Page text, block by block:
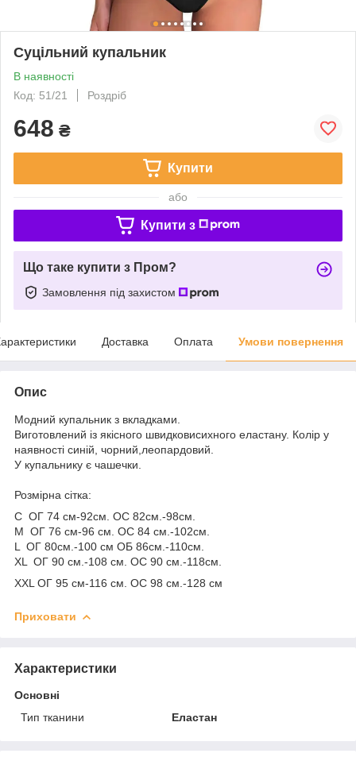
Суцільний купальник
В наявності
Код: 51/21
Роздріб
648 ₴
Купити
або
Купити з
Що таке купити з Пром?
Замовлення під захистом
Доставка Оплата Умови повернення
Опис
Модний купальник з вкладками.
Виготовлений із якісного швидковисихного еластану. Колір у
наявності синій, чорний,леопардовий.
У купальнику є чашечки.
Розмірна сітка:
С ОГ 74 см-92см. ОС 82см.-98см.
M ОГ 76 см-96 см. ОС 84 см.-102см.
L ОГ 80см.-100 см ОБ 86см.-110см.
XL ОГ 90 см.-108 см. ОС 90 см.-118см.
XXL ОГ 95 см-116 см. ОС 98 см.-128 см
Приховати
Характеристики
Основні
Тип тканини
Еластан